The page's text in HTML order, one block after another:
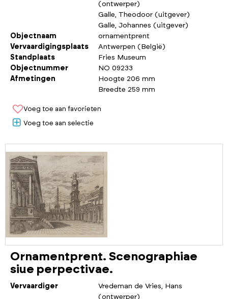
(ontwerper)
Galle, Theodoor (uitgever)
Galle, Johannes (uitgever)
Objectnaam
ornamentprent
Vervaardigingsplaats
Antwerpen (België)
Standplaats
Fries Museum
Objectnummer
NO 09233
Afmetingen
Hoogte 206 mm
Breedte 259 mm
Voeg toe aan favorieten
Voeg toe aan selectie
Ornamentprent. Scenographiae
siue perpectivae.
Vervaardiger
Vredeman de Vries, Hans
(ontwerper)